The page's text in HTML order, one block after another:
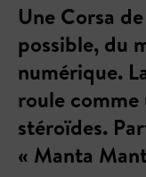
Une Corsa
possible, du
numérique.
roule comme
stéroïdes.
« Manta